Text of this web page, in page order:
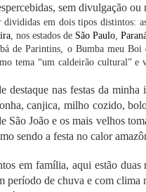
sem divulgação ou
em dois tipos distintos:
, nos estados de São Paulo,
de Parintins, o Bumba meu
tema “um caldeirão cultural”
destaque nas festas da
canjica, milho cozido,
São João e os mais velhos
sendo a festa no calor
em família, aqui estão
período de chuva e com clima
que aconteceu na
participantes como da
Fenjiu se juntou como
é um dos licores mais
de produção, que mistura
de cerâmica, o que
de tradição e excelência
mais renomados do
Cooking World Congress,